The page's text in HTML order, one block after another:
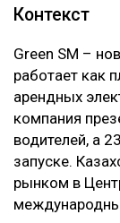
Контекст
Green SM –
работает как
арендных
компания
водителей, а
запуске.
рынком в